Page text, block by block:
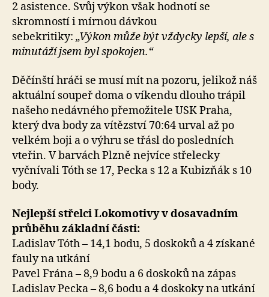
2 asistence. Svůj výkon však hodnotí se
skromností i mírnou dávkou
sebekritiky: „Výkon může být vždycky lepší, ale s
minutáží jsem byl spokojen.“
Děčínští hráči se musí mít na pozoru, jelikož náš
aktuální soupeř doma o víkendu dlouho trápil
našeho nedávného přemožitele USK Praha,
který dva body za vítězství 70:64 urval až po
velkém boji a o výhru se třásl do posledních
vteřin. V barvách Plzně nejvíce střelecky
vyčnívali Tóth se 17, Pecka s 12 a Kubizňák s 10
body.
Nejlepší střelci Lokomotivy v dosavadním
průběhu základní části:
Ladislav Tóth – 14,1 bodu, 5 doskoků a 4 získané
fauly na utkání
Pavel Frána – 8,9 bodu a 6 doskoků na zápas
Ladislav Pecka – 8,6 bodu a 4 doskoky na utkání